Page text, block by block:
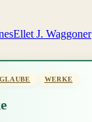
Ellet J. Waggoner
GLAUBE WERKE